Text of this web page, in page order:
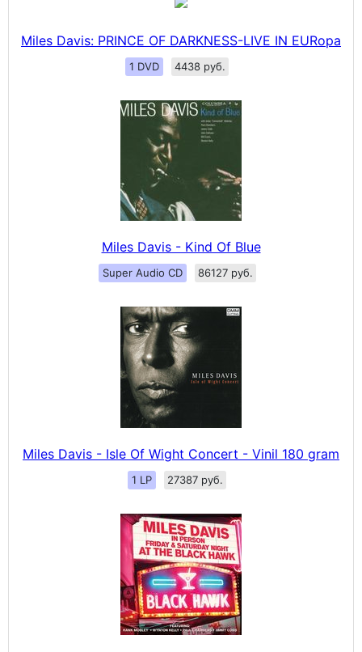
Miles Davis: PRINCE OF DARKNESS-LIVE IN EURopa
1 DVD 4438 руб.
Miles Davis - Kind Of Blue
Super Audio CD 86127 руб.
Miles Davis - Isle Of Wight Concert - Vinil 180 gram
1 LP 27387 руб.